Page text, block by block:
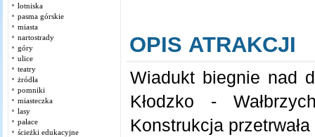
lotniska
pasma górskie
miasta
nartostrady
góry
ulice
teatry
żródła
pomniki
miasteczka
lasy
pałace
ścieżki edukacyjne
OPIS ATRAKCJI
Wiadukt biegnie nad
Kłodzko -
Konstrukcja